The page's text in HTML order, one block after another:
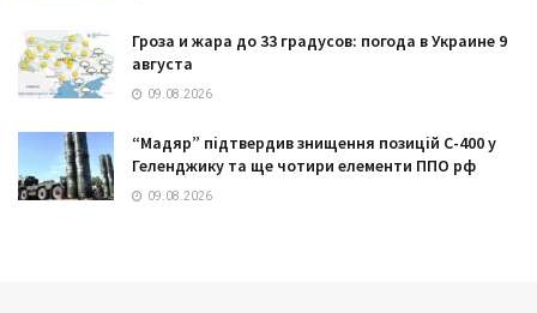
Гроза и жара до 33 градусов: погода в Украине 9
августа
09.08.2026
“Мадяр” підтвердив знищення позицій С-400 у
Геленджику та ще чотири елементи ППО рф
09.08.2026